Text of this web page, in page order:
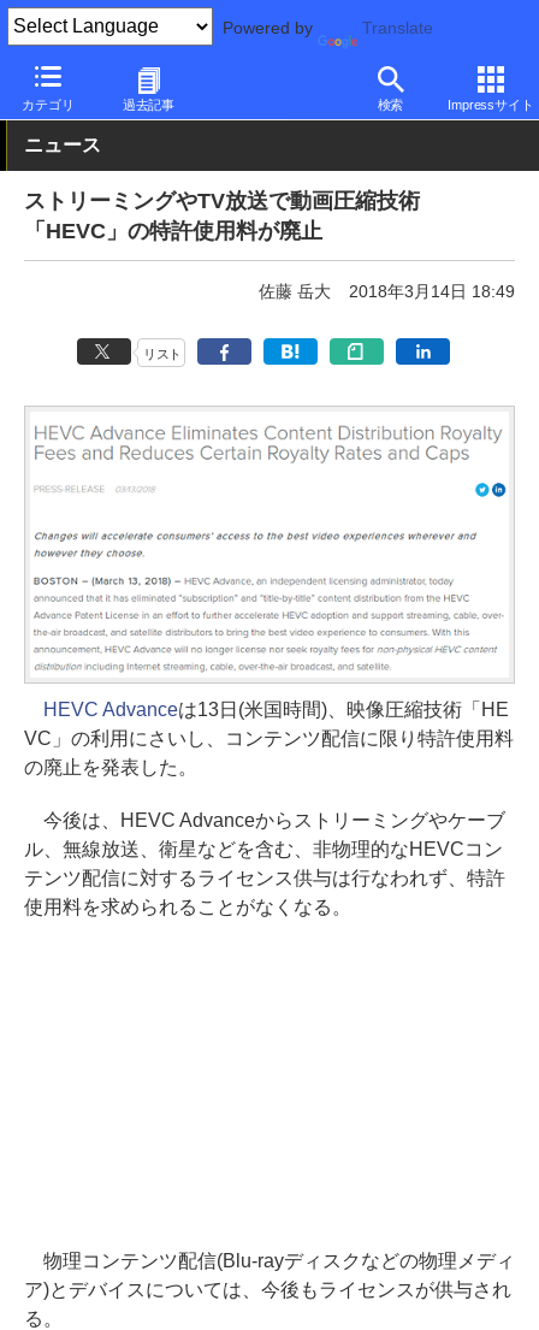
Powered by Translate
カテゴリ 過去記事 検索 Impressサイト
PC Watch 市場 動向
ニュース
ストリーミングやTV放送で動画圧縮技術
「HEVC」の特許使用料が廃止
佐藤 岳大 2018年3月14日 18:49
リスト
HEVC Advanceは13日(米国時間)、映像圧縮技術「HE
VC」の利用にさいし、コンテンツ配信に限り特許使用料
の廃止を発表した。
今後は、HEVC Advanceからストリーミングやケーブ
ル、無線放送、衛星などを含む、非物理的なHEVCコン
テンツ配信に対するライセンス供与は行なわれず、特許
使用料を求められることがなくなる。
物理コンテンツ配信(Blu-rayディスクなどの物理メディ
ア)とデバイスについては、今後もライセンスが供与され
る。